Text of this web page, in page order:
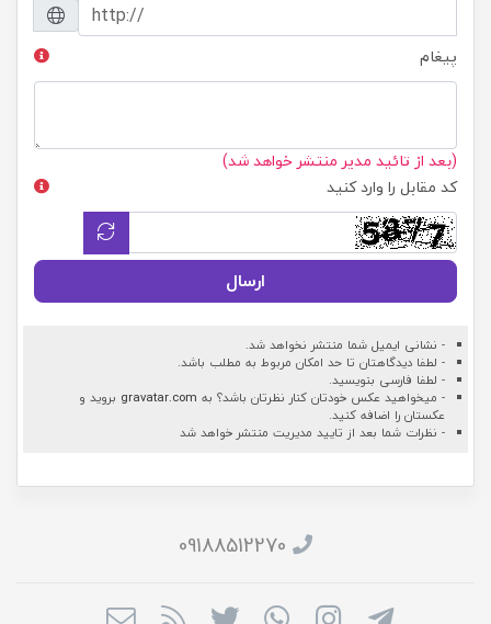
پیغام
(بعد از تائید مدیر منتشر خواهد شد)
کد مقابل را وارد کنید
ارسال
- نشانی ایمیل شما منتشر نخواهد شد.
- لطفا دیدگاهتان تا حد امکان مربوط به مطلب باشد.
- لطفا فارسی بنویسید.
- میخواهید عکس خودتان کنار نظرتان باشد؟ به gravatar.com بروید و
عکستان را اضافه کنید.
- نظرات شما بعد از تایید مدیریت منتشر خواهد شد
09188512270